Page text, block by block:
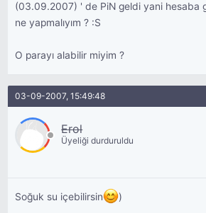
(03.09.2007) ' de PiN geldi yani hesaba
ne yapmalıyım ? :S
O parayı alabilir miyim ?
03-09-2007, 15:49:48
Erol
Üyeliği durduruldu
Soğuk su içebilirsin )